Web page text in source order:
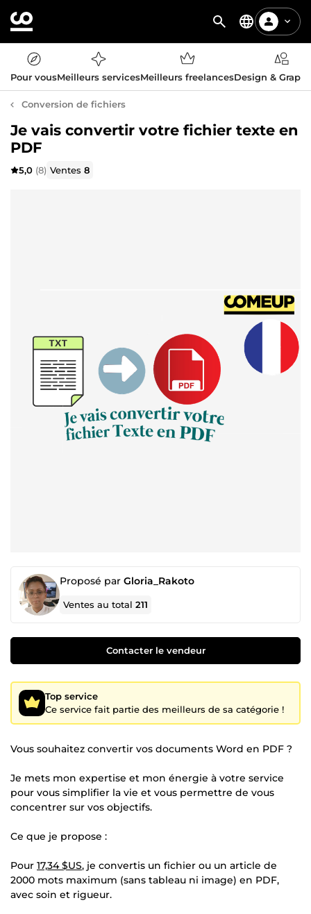
Pour vousMeilleurs servicesMeilleurs freelancesDesign &
Conversion de fichiers
Je vais convertir votre fichier texte en
PDF
5,0 (8) Ventes8
Proposé par Gloria_Rakoto
Ventes au total211
Contacter le vendeur
Top service
Ce service fait partie des meilleurs de sa catégorie !
Vous souhaitez convertir vos documents Word en PDF ?
Je mets mon expertise et mon énergie à votre service
pour vous simplifier la vie et vous permettre de vous
concentrer sur vos objectifs.
Ce que je propose :
Pour 17,34 $US, je convertis un fichier ou un article de
2000 mots maximum (sans tableau ni image) en PDF,
avec soin et rigueur.